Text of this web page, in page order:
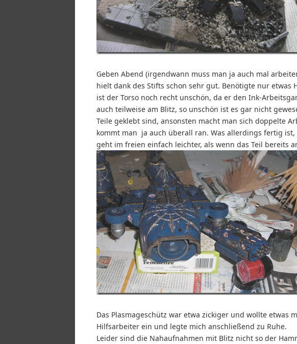
Geben Abend (irgendwann muss man ja auch mal
hielt dank des Stifts schon sehr gut. Benötigte nur etwas
ist der Torso noch recht unschön, da er den Ink-
auch teilweise am Blitz, so unschön ist es gar nicht
Teile geklebt sind, ansonsten macht man sich doppelte
kommt man ja auch überall ran. Was allerdings fertig
geht im freien einfach leichter, als wenn das Teil bereits
Das Plasmageschütz war etwa zickiger und wollte
Hilfsarbeiter ein und legte mich anschließend zu Ruhe.
Leider sind die Nahaufnahmen mit Blitz nicht so der